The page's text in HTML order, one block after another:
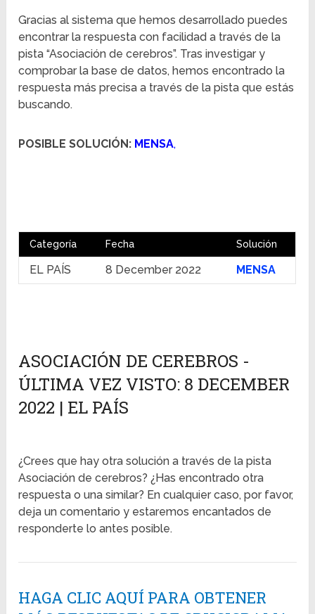
Gracias al sistema que hemos desarrollado puedes
encontrar la respuesta con facilidad a través de la
pista “Asociación de cerebros”. Tras investigar y
comprobar la base de datos, hemos encontrado la
respuesta más precisa a través de la pista que estás
buscando.
POSIBLE SOLUCIÓN: MENSA,
Categoría Fecha Solución
EL PAÍS 8 December 2022 MENSA
ASOCIACIÓN DE CEREBROS -
ÚLTIMA VEZ VISTO: 8 DECEMBER
2022 | EL PAÍS
¿Crees que hay otra solución a través de la pista
Asociación de cerebros? ¿Has encontrado otra
respuesta o una similar? En cualquier caso, por favor,
deja un comentario y estaremos encantados de
responderte lo antes posible.
HAGA CLIC AQUÍ PARA OBTENER